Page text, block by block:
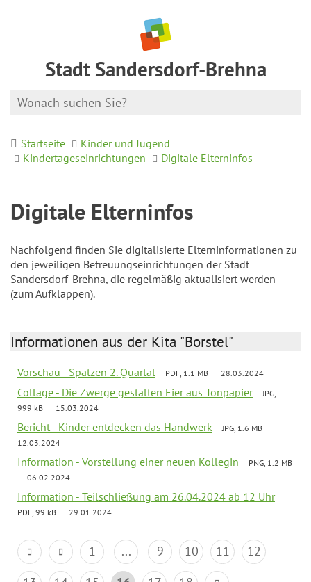
Stadt Sandersdorf-Brehna
Startseite
Kinder und Jugend
Kindertageseinrichtungen
Digitale Elterninfos
Digitale Elterninfos
Nachfolgend finden Sie digitalisierte Elterninformationen zu
den jeweiligen Betreuungseinrichtungen der Stadt
Sandersdorf-Brehna, die regelmäßig aktualisiert werden
(zum Aufklappen).
Informationen aus der Kita "Borstel"
Vorschau - Spatzen 2. Quartal PDF, 1.1 MB 28.03.2024
Collage - Die Zwerge gestalten Eier aus Tonpapier
JPG,
999 kB
15.03.2024
Bericht - Kinder entdecken das Handwerk
JPG, 1.6 MB
12.03.2024
Information - Vorstellung einer neuen Kollegin
PNG, 1.2 MB
06.02.2024
Information - Teilschließung am 26.04.2024 ab 12 Uhr
PDF, 99 kB 29.01.2024
1 ... 9 10 11
12